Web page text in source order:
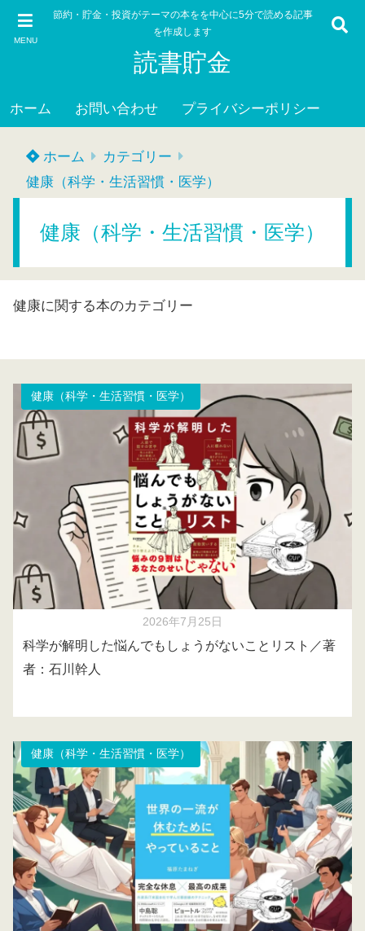
MENU
節約・貯金・投資がテーマの本をを中心に5分で読める記事
を作成します
読書貯金
ホーム お問い合わせ プライバシーポリシー
ホーム
カテゴリー
健康（科学・生活習慣・医学）
健康（科学・生活習慣・医学）
健康に関する本のカテゴリー
健康（科学・生活習慣・医学）
2026年7月25日
科学が解明した悩んでもしょうがないことリスト／著
者：石川幹人
健康（科学・生活習慣・医学）